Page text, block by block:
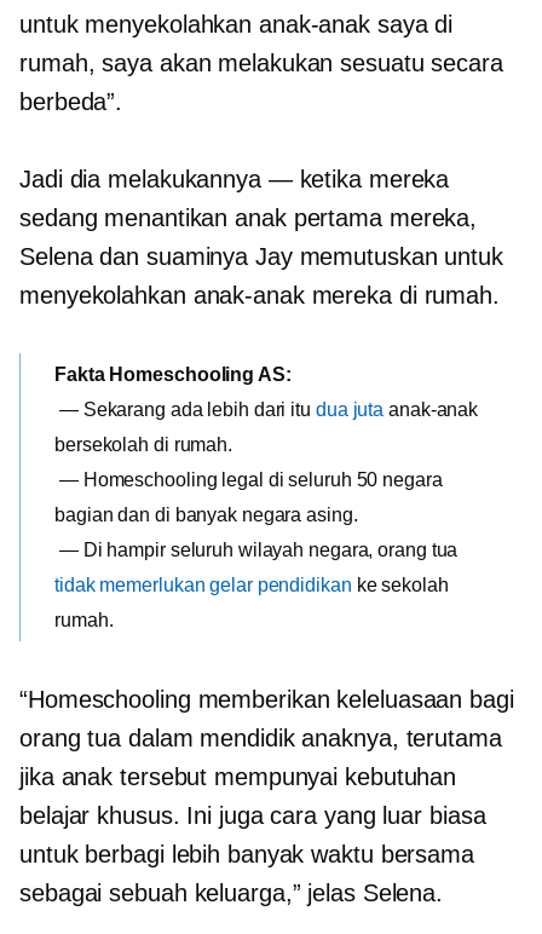
untuk menyekolahkan anak-anak saya di
rumah, saya akan melakukan sesuatu secara
berbeda”.
Jadi dia melakukannya — ketika mereka
sedang menantikan anak pertama mereka,
Selena dan suaminya Jay memutuskan untuk
menyekolahkan anak-anak mereka di rumah.
Fakta Homeschooling AS:
— Sekarang ada lebih dari itu dua juta anak-anak
bersekolah di rumah.
— Homeschooling legal di seluruh 50 negara
bagian dan di banyak negara asing.
— Di hampir seluruh wilayah negara, orang tua
tidak memerlukan gelar pendidikan ke sekolah
rumah.
“Homeschooling memberikan keleluasaan bagi
orang tua dalam mendidik anaknya, terutama
jika anak tersebut mempunyai kebutuhan
belajar khusus. Ini juga cara yang luar biasa
untuk berbagi lebih banyak waktu bersama
sebagai sebuah keluarga,” jelas Selena.